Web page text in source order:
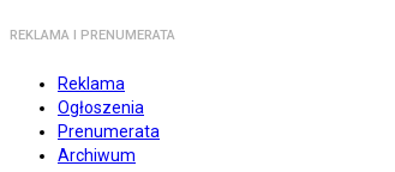
REKLAMA I PRENUMERATA
Reklama
Ogłoszenia
Prenumerata
Archiwum